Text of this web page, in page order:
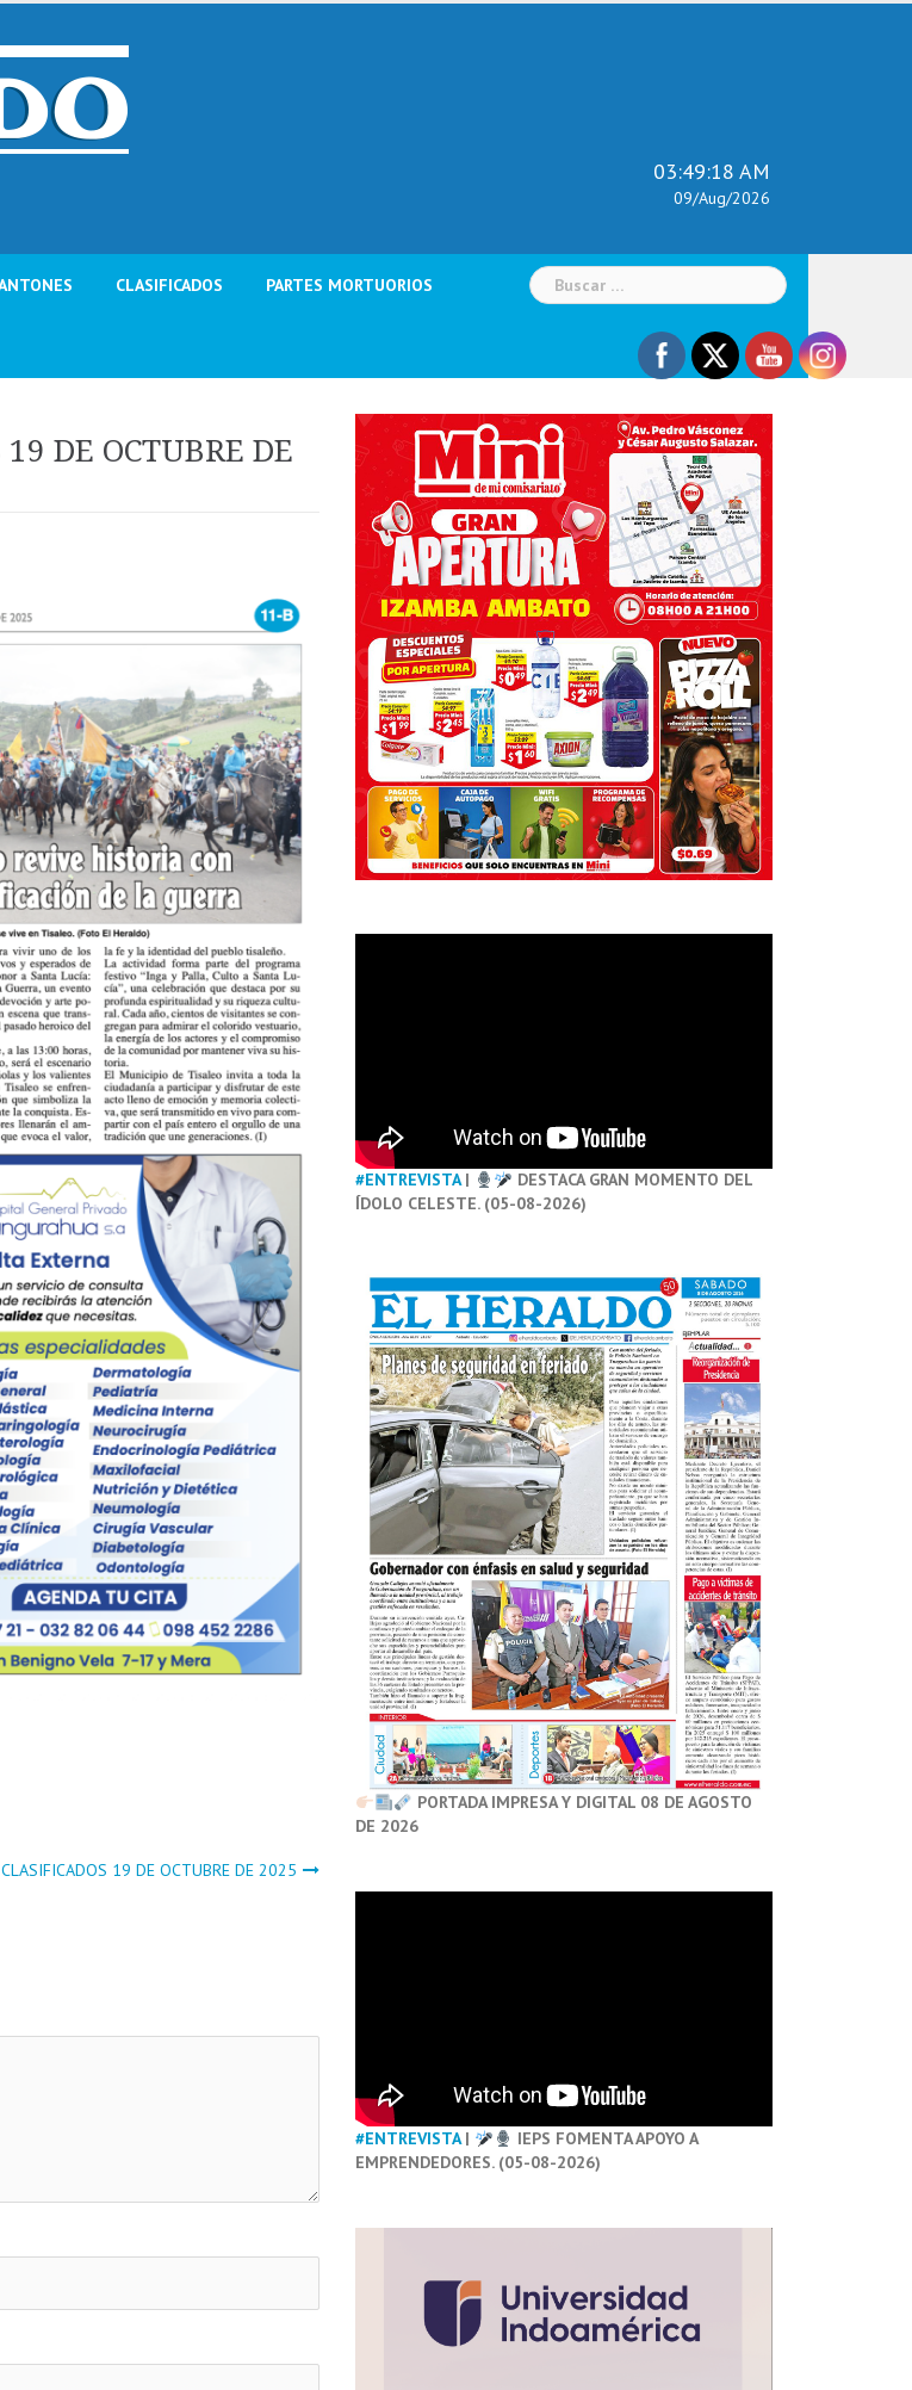
03:49:19 AM
09/Aug/2026
CLASIFICADOS PARTES MORTUORIOS Buscar:
DE OCTUBRE DE
CLASIFICADOS 19 DE OCTUBRE DE 2025
#ENTREVISTA|
DESTACA GRAN MOMENTO DEL
ÍDOLO CELESTE. (05-08-2026)
PORTADA IMPRESA Y DIGITAL 08 DE AGOSTO
DE 2026
#ENTREVISTA|
IEPS FOMENTA APOYO A
EMPRENDEDORES. (05-08-2026)